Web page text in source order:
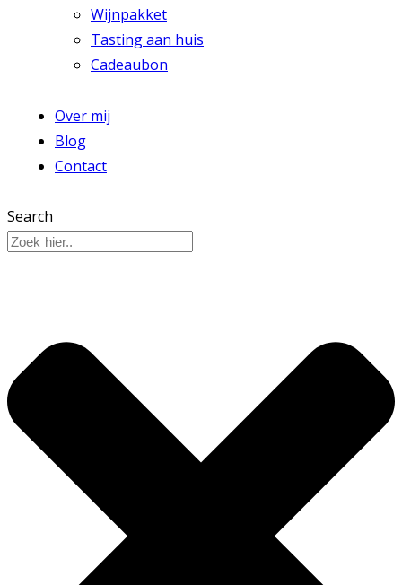
Wijnpakket
Tasting aan huis
Cadeaubon
Over mij
Blog
Contact
Search